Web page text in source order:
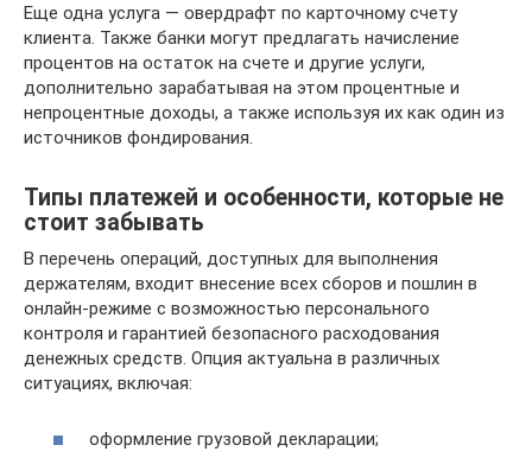
Еще одна услуга — овердрафт по карточному счету
клиента. Также банки могут предлагать начисление
процентов на остаток на счете и другие услуги,
дополнительно зарабатывая на этом процентные и
непроцентные доходы, а также используя их как один из
источников фондирования.
Типы платежей и особенности, которые не
стоит забывать
В перечень операций, доступных для выполнения
держателям, входит внесение всех сборов и пошлин в
онлайн-режиме с возможностью персонального
контроля и гарантией безопасного расходования
денежных средств. Опция актуальна в различных
ситуациях, включая:
оформление грузовой декларации;